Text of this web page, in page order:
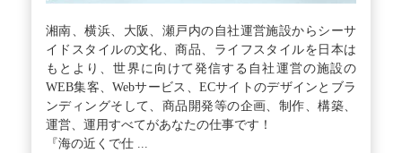
湘南、横浜、大阪、瀬戸内の自社運営施設からシーサ
イドスタイルの文化、商品、ライフスタイルを日本は
もとより、世界に向けて発信する自社運営の施設の
WEB集客、Webサービス、ECサイトのデザインとブラ
ンディングそして、商品開発等の企画、制作、構築、
運営、運用すべてがあなたの仕事です！
『海の近くで仕 ...